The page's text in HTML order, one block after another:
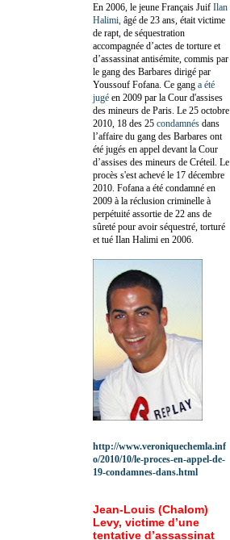
En 2006, le jeune Français Juif Ilan
Halimi, âgé de 23 ans, était victime
de rapt, de séquestration
accompagnée d’actes de torture et
d’assassinat antisémite, commis par
le gang des Barbares dirigé par
Youssouf Fofana. Ce gang a été
jugé en 2009 par la Cour d'assises
des mineurs de Paris. Le 25 octobre
2010, 18 des 25 condamnés dans
l’affaire du gang des Barbares ont
été jugés en appel devant la Cour
d’assises des mineurs de Créteil. Le
procès s'est achevé le 17 décembre
2010. Fofana a été condamné en
2009 à la réclusion criminelle à
perpétuité assortie de 22 ans de
sûreté pour avoir séquestré, torturé
et tué Ilan Halimi en 2006.
http://www.veroniquechemla.inf
o/2010/10/le-proces-en-appel-de-
19-condamnes-dans.html
Jean-Louis (Chalom)
Levy, victime d’une
tentative d’assassinat